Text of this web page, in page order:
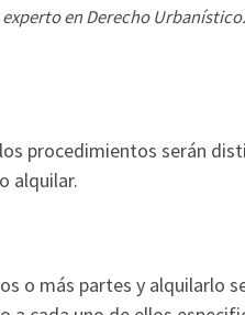
en Derecho Urbanístico.
procedimientos serán
alquilar.
o más partes y alquilarlo